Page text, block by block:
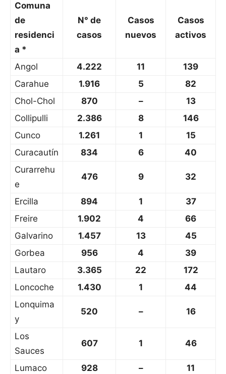
Comuna
de
residenci
a *
N° de
casos
Casos
nuevos
Casos
activos
Angol 4.222 11
139
Carahue
1.916 5
82
Chol-Chol
870 –
13
Collipulli
2.386 8
146
Cunco
1.261 1
15
Curacautín
834 6
40
Curarrehu
e
476 9 32
Ercilla 894 1
37
Freire
1.902 4
66
Galvarino
1.457 13
45
Gorbea
956 4
39
Lautaro
3.365 22
172
Loncoche
1.430 1
44
Lonquima
y
520 – 16
Los
Sauces
607 1 46
Lumaco 928 –
11